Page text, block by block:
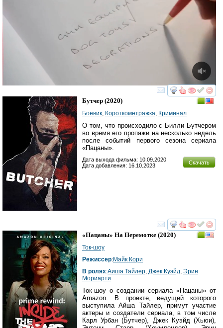
смотреть
Бутчер (2020)
Боевик Короткометражка Криминал
О том, что происходило с Билли Бутчером
во время его пропажи на несколько недель
после событий первого сезона сериала
«Пацаны».
Скачать
Дата выхода фильма: 10.09.2020
Дата добавления: 16.10.2023
смотреть
«Пацаны» На Перемотке (2020)
Ток-шоу
Режиссер:Майк Кори
В ролях:Аиша Тайлер Джек Куэйд Эрин
Мориарти
Ток-шоу о создании сериала «Пацаны» от
Amazon. В проекте, ведущей которого
выступила Айша Тайлер, примут участие
актеры и создатели сериала, в том числе
Карл Урбан (Бутчер), Джек Куэйд (Хьюи),